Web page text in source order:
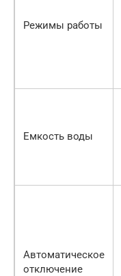
Режимы работы
Емкость воды
Автоматическое
отключение